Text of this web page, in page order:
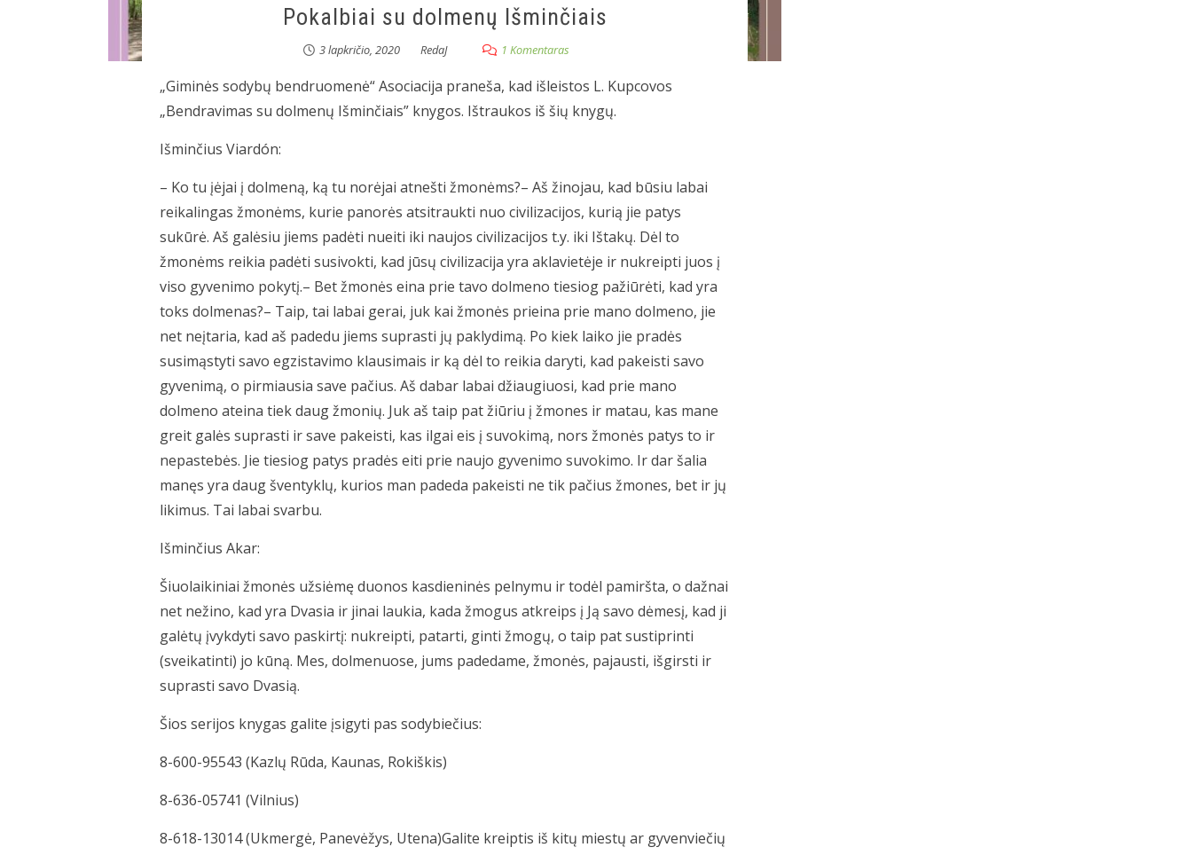
Pokalbiai su dolmenų Išminčiais
3 lapkričio, 2020 RedaJ 1 Komentaras
„Giminės sodybų bendruomenė“ Asociacija praneša, kad išleistos L. Kupcovos
„Bendravimas su dolmenų Išminčiais” knygos. Ištraukos iš šių knygų.
Išminčius Viardón:
– Ko tu įėjai į dolmeną, ką tu norėjai atnešti žmonėms?– Aš žinojau, kad būsiu labai
reikalingas žmonėms, kurie panorės atsitraukti nuo civilizacijos, kurią jie patys
sukūrė. Aš galėsiu jiems padėti nueiti iki naujos civilizacijos t.y. iki Ištakų. Dėl to
žmonėms reikia padėti susivokti, kad jūsų civilizacija yra aklavietėje ir nukreipti juos į
viso gyvenimo pokytį.– Bet žmonės eina prie tavo dolmeno tiesiog pažiūrėti, kad yra
toks dolmenas?– Taip, tai labai gerai, juk kai žmonės prieina prie mano dolmeno, jie
net neįtaria, kad aš padedu jiems suprasti jų paklydimą. Po kiek laiko jie pradės
susimąstyti savo egzistavimo klausimais ir ką dėl to reikia daryti, kad pakeisti savo
gyvenimą, o pirmiausia save pačius. Aš dabar labai džiaugiuosi, kad prie mano
dolmeno ateina tiek daug žmonių. Juk aš taip pat žiūriu į žmones ir matau, kas mane
greit galės suprasti ir save pakeisti, kas ilgai eis į suvokimą, nors žmonės patys to ir
nepastebės. Jie tiesiog patys pradės eiti prie naujo gyvenimo suvokimo. Ir dar šalia
manęs yra daug šventyklų, kurios man padeda pakeisti ne tik pačius žmones, bet ir jų
likimus. Tai labai svarbu.
Išminčius Akar:
Šiuolaikiniai žmonės užsiėmę duonos kasdieninės pelnymu ir todėl pamiršta, o dažnai
net nežino, kad yra Dvasia ir jinai laukia, kada žmogus atkreips į Ją savo dėmesį, kad ji
galėtų įvykdyti savo paskirtį: nukreipti, patarti, ginti žmogų, o taip pat sustiprinti
(sveikatinti) jo kūną. Mes, dolmenuose, jums padedame, žmonės, pajausti, išgirsti ir
suprasti savo Dvasią.
Šios serijos knygas galite įsigyti pas sodybiečius:
8-600-95543 (Kazlų Rūda, Kaunas, Rokiškis)
8-636-05741 (Vilnius)
8-618-13014 (Ukmergė, Panevėžys, Utena)Galite kreiptis iš kitų miestų ar gyvenviečių